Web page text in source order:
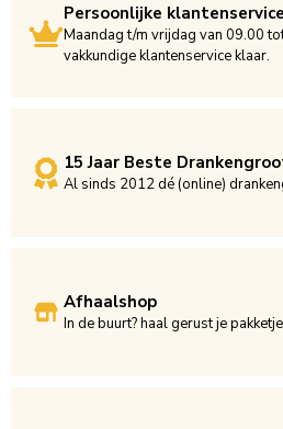
Persoonlijke klantenservice
Maandag t/m vrijdag van 09.00
vakkundige klantenservice klaar.
15 Jaar Beste
Al sinds 2012 dé (online)
Afhaalshop
In de buurt? haal gerust je